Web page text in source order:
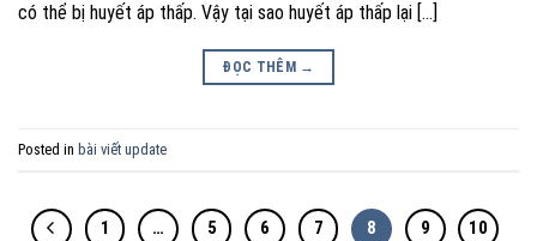
có thể bị huyết áp thấp. Vậy tại sao huyết áp thấp lại […]
ĐỌC THÊM →
Posted in bài viết update
1 … 5 6 7 8 9
10